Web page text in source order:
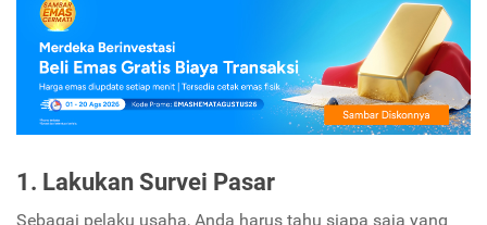
1. Lakukan Survei Pasar
Sebagai pelaku usaha, Anda harus tahu siapa saja yang